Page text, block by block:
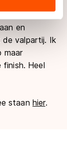
geen
de GDPR.
deze
cookiebeleid .
de wedstrijd
en
valpartij. Ik
maar
Heel
staan hier.